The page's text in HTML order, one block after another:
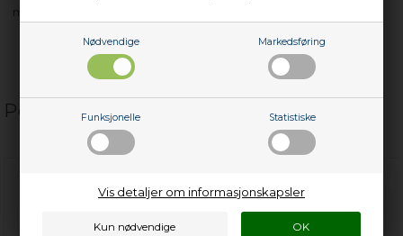
Nødvendige Markedsføring
Funksjonelle Statistiske
Vis detaljer om informasjonskapsler
med flere…
Populære relaterte produkter